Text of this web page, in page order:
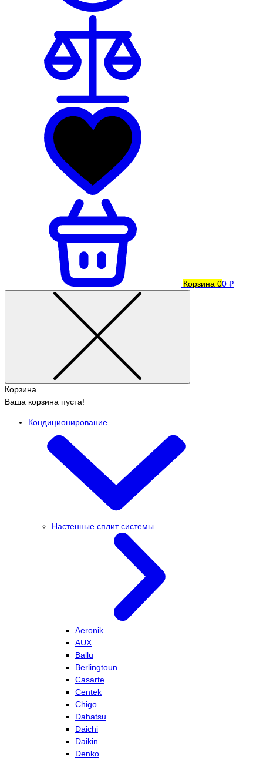
Корзина 00 ₽
Корзина
Ваша корзина пуста!
Кондиционирование
Настенные сплит системы
Aeronik
AUX
Ballu
Berlingtoun
Casarte
Centek
Chigo
Dahatsu
Daichi
Daikin
Denko